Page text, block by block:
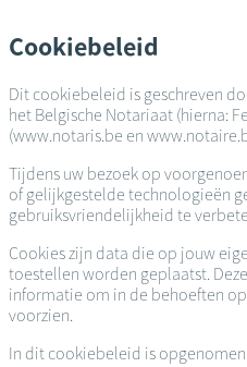
en
naar
inhoud
gaan
Cookiebeleid
Dit cookiebeleid is geschreven
het Belgische Notariaat (hierna:
(www.notaris.be en
Tijdens uw bezoek op
of gelijkgestelde technologieën
gebruiksvriendelijkheid te
Cookies zijn data die op jouw
toestellen worden geplaatst.
informatie om in de behoeften
voorzien.
In dit cookiebeleid is